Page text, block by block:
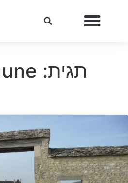
תגית: Vin jaune